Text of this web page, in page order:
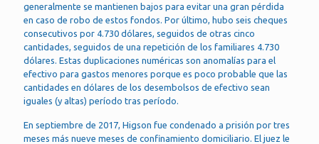
generalmente se mantienen bajos para evitar una gran pérdida
en caso de robo de estos fondos. Por último, hubo seis cheques
consecutivos por 4.730 dólares, seguidos de otras cinco
cantidades, seguidos de una repetición de los familiares 4.730
dólares. Estas duplicaciones numéricas son anomalías para el
efectivo para gastos menores porque es poco probable que las
cantidades en dólares de los desembolsos de efectivo sean
iguales (y altas) período tras período.
En septiembre de 2017, Higson fue condenado a prisión por tres
meses más nueve meses de confinamiento domiciliario. El juez le